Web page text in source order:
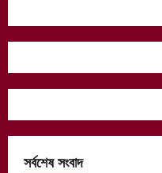
সর্বশেষ সংবাদ